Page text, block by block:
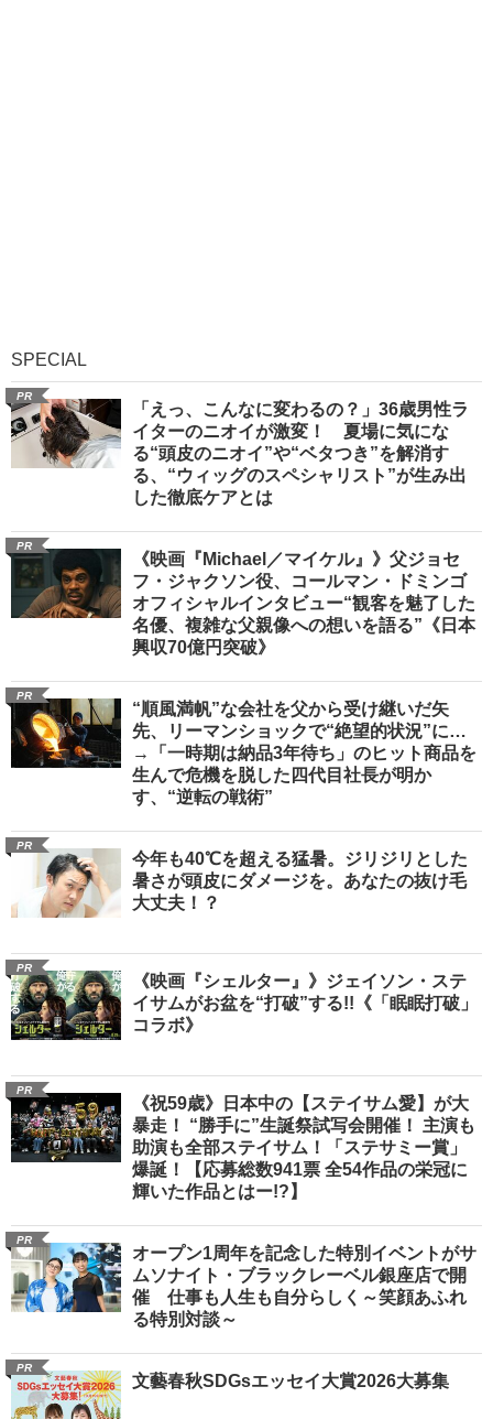
SPECIAL
PR
「えっ、こんなに変わるの？」36歳男性ラ
イターのニオイが激変！ 夏場に気にな
る“頭皮のニオイ”や“ベタつき”を解消す
る、“ウィッグのスペシャリスト”が生み出
した徹底ケアとは
PR
《映画『Michael／マイケル』》父ジョセ
フ・ジャクソン役、コールマン・ドミンゴ
オフィシャルインタビュー“観客を魅了した
名優、複雑な父親像への想いを語る”《日本
興収70億円突破》
PR
“順風満帆”な会社を父から受け継いだ矢
先、リーマンショックで“絶望的状況”に…
→「一時期は納品3年待ち」のヒット商品を
生んで危機を脱した四代目社長が明か
す、“逆転の戦術”
PR
今年も40℃を超える猛暑。ジリジリとした
暑さが頭皮にダメージを。あなたの抜け毛
大丈夫！？
PR
《映画『シェルター』》ジェイソン・ステ
イサムがお盆を“打破”する!!《「眠眠打破」
コラボ》
PR
《祝59歳》日本中の【ステイサム愛】が大
暴走！ “勝手に”生誕祭試写会開催！ 主演も
助演も全部ステイサム！「ステサミー賞」
爆誕！【応募総数941票 全54作品の栄冠に
輝いた作品とはー!?】
PR
オープン1周年を記念した特別イベントがサ
ムソナイト・ブラックレーベル銀座店で開
催 仕事も人生も自分らしく～笑顔あふれ
る特別対談～
PR
文藝春秋SDGsエッセイ大賞2026大募集